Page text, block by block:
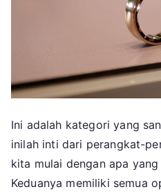
Ini adalah kategori yang
inilah inti dari perangkat-
kita mulai dengan apa
Keduanya memiliki semua